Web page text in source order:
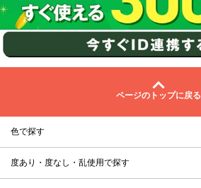
ページのトップに戻る
色で探す
度あり・度なし・乱使用で探す